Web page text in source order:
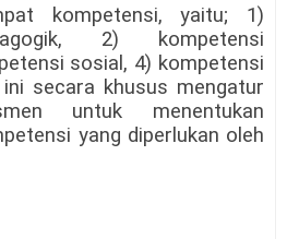
kompetensi, yaitu; 1)
2) kompetensi
sosial, 4) kompetensi
secara khusus mengatur
untuk menentukan
yang diperlukan oleh